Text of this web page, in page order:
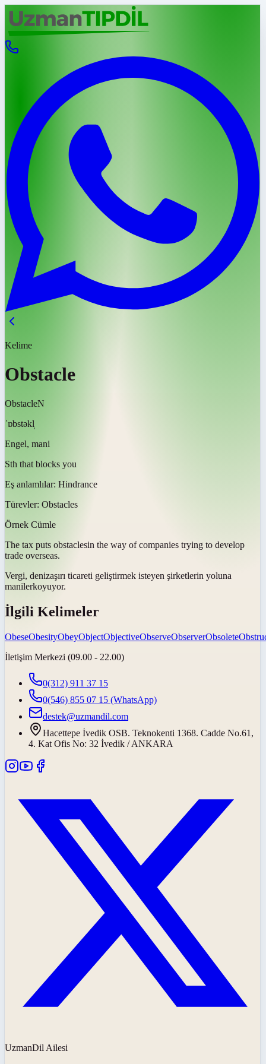
Kelime
Obstacle
ObstacleN
ˈɒbstəkl̩
Engel, mani
Sth that blocks you
Eş anlamlılar: Hindrance
Türevler: Obstacles
Örnek Cümle
The tax puts obstaclesin the way of companies trying to develop
trade overseas.
Vergi, denizaşırı ticareti geliştirmek isteyen şirketlerin yoluna
manilerkoyuyor.
İlgili Kelimeler
ObeseObesityObeyObjectObjectiveObserveObserverObsolete
İletişim Merkezi (09.00 - 22.00)
0(312) 911 37 15
0(546) 855 07 15 (WhatsApp)
destek@uzmandil.com
Hacettepe İvedik OSB. Teknokenti 1368. Cadde No.61,
4. Kat Ofis No: 32 İvedik / ANKARA
UzmanDil Ailesi